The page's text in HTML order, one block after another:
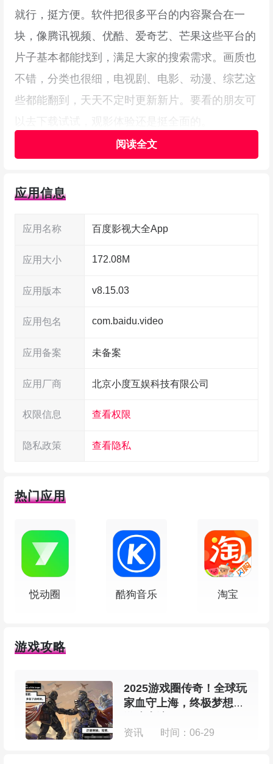
就行，挺方便。软件把很多平台的内容聚合在一
块，像腾讯视频、优酷、爱奇艺、芒果这些平台的
片子基本都能找到，满足大家的搜索需求。画质也
不错，分类也很细，电视剧、电影、动漫、综艺这
些都能翻到，天天不定时更新新片。要看的朋友可
以去下载试试，观影体验还是挺全面的。
1、随时随地尽情享受大片，不花钱的移动影
院——想追剧就追剧，像随身影院一样方便。
喜。
3、千万用户共同参与出来的视频排行榜，热
门内容看点一目了然，追热剧快人一步。
4、全新的播放器，播放体验提升明显，打开
应用信息
应用名称 百度影视大全App
应用大小 172.08M
应用版本 v8.15.03
应用包名 com.baidu.video
应用备案 未备案
应用厂商 北京小度互娱科技有限公司
权限信息 查看权限
隐私政策 查看隐私
热门应用
悦动圈 酷狗音乐 淘宝
游戏攻略
2025游戏圈传奇！全球玩
家血守上海，终极梦想在
资讯 时间：06-29